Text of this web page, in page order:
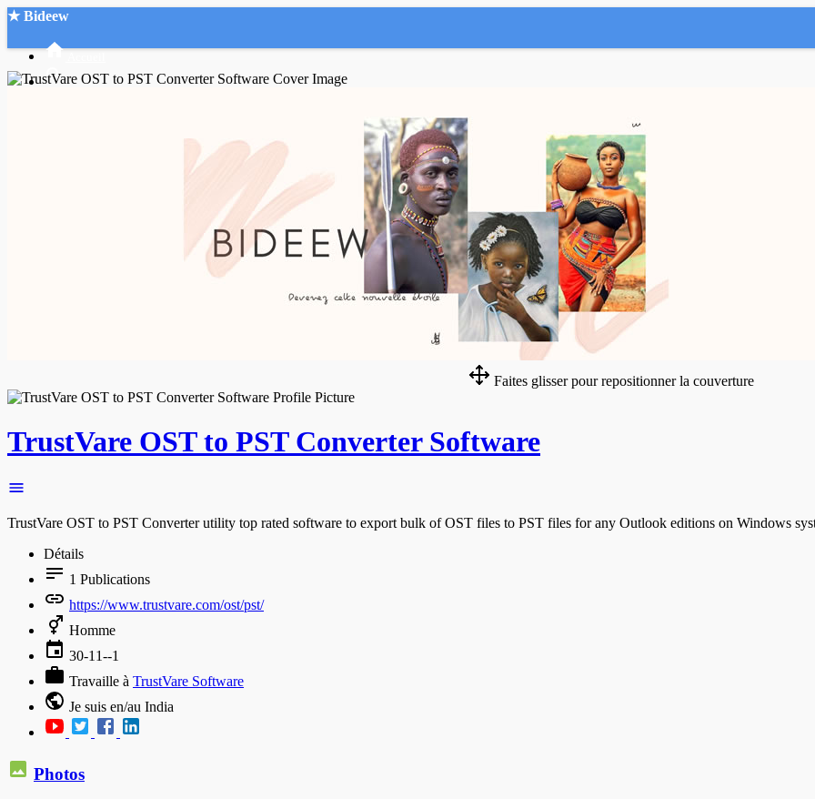
★ Bideew
Faites glisser pour repositionner la couverture
TrustVare OST to PST Converter Software
TrustVare OST to PST Converter utility top rated software to export bulk of OST files to PST files for any Outlook editions on Windows
Détails
1 Publications
https://www.trustvare.com/ost/pst/
Homme
30-11--1
Travaille à TrustVare Software
Je suis en/au India
Photos